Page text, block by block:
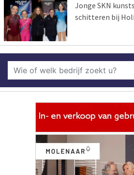
Jonge SKN
schitteren bij